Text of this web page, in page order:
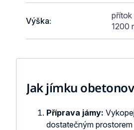
Výška:
přítok
1200
Jak jímku
Příprava jámy:
dostatečným